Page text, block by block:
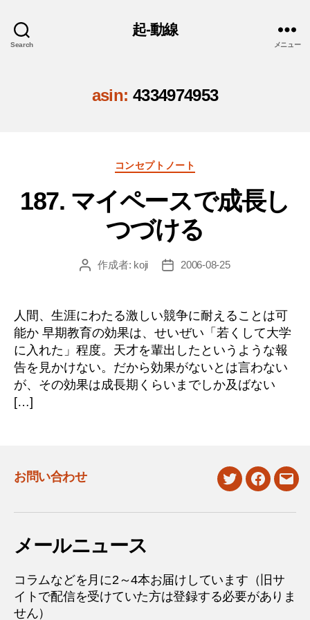
Search
起-動線
メニュー
asin: 4334974953
カ
ー
コンセプトノート
187. マイペースで成長し
つづける
投
作成者: koji
投
2006-08-25
人間、生涯にわたる激しい競争に耐えることは可
能か 早期教育の効果は、せいぜい「若くして大学
に入れた」程度。天才を輩出したというような報
告を見かけない。だから効果がないとは言わない
が、その効果は成長期くらいまでしか及ばない
[…]
お問い合わせ
twitterfacebook
メールニュース
コラムなどを月に2～4本お届けしています（旧サ
イトで配信を受けていた方は登録する必要がありま
せん）